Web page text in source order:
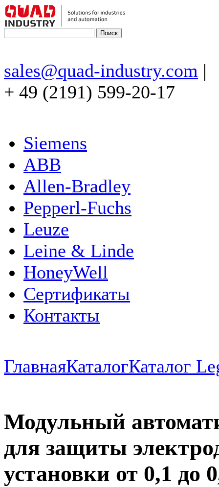
sales@quad-industry.com |
+ 49 (2191) 599-20-17
Siemens
ABB
Allen-Bradley
Pepperl-Fuchs
Leuze
Leine & Linde
HoneyWell
Сертификаты
Контакты
ГлавнаяКаталогКаталог
Модульный
для защиты
установки от 0,1 до